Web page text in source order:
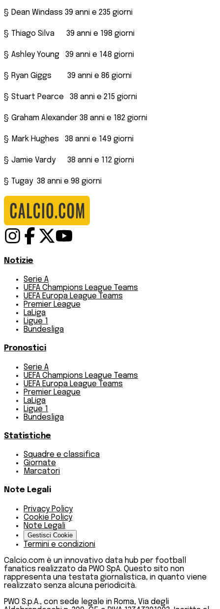
§ Dean Windass 39 anni e 235 giorni
§ Thiago Silva 39 anni e 198 giorni
§ Ashley Young 39 anni e 148 giorni
§ Ryan Giggs 39 anni e 86 giorni
§ Stuart Pearce 38 anni e 215 giorni
§ Graham Alexander 38 anni e 182 giorni
§ Mark Hughes 38 anni e 149 giorni
§ Jamie Vardy 38 anni e 112 giorni
§ Tugay 38 anni e 98 giorni
Notizie
Serie A
UEFA Champions League Teams
UEFA Europa League Teams
Premier League
LaLiga
Ligue 1
Bundesliga
Pronostici
Serie A
UEFA Champions League Teams
UEFA Europa League Teams
Premier League
LaLiga
Ligue 1
Bundesliga
Statistiche
Squadre e classifica
Giornate
Marcatori
Note Legali
Privacy Policy
Cookie Policy
Note Legali
Gestisci Cookie
Termini e condizioni
Calcio.com è un innovativo data hub per football
fanatics realizzato da PWO SpA. Questo sito non
rappresenta una testata giornalistica, in quanto viene
realizzato senza alcuna periodicità.
PWO S.p.A., con sede legale in Roma, Via degli